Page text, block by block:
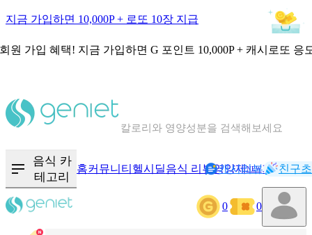
지금 가입하면 10,000P + 로또 10장 지급
원 가입 혜택! 지금 가입하면 G 포인트 10,000P + 캐시로또 응
칼로리와 영양성분을 검색해보세요
음식 카
테고리
홈커뮤니티 헬시딜음식 리뷰영양제NEW기록
캐시리뷰 친구
0 0